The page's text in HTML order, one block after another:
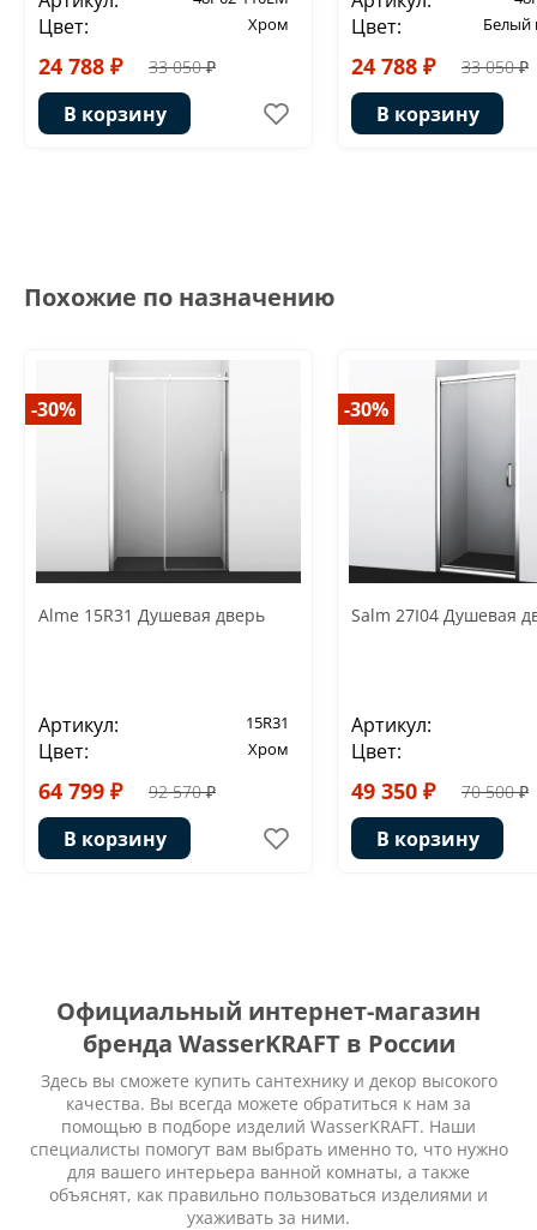
Цвет: Хром
24 788 ₽ 33 050 ₽
В корзину
Цвет: Белый
24 788 ₽ 33 050 ₽
В корзину
Похожие по назначению
-30%
Alme 15R31 Душевая дверь
Артикул: 15R31
Цвет: Хром
64 799 ₽ 92 570 ₽
В корзину
-30%
Salm 27I04 Душевая
Артикул:
Цвет:
49 350 ₽ 70 500 ₽
В корзину
Официальный интернет-магазин
бренда WasserKRAFT в России
Здесь вы сможете купить сантехнику и декор высокого
качества. Вы всегда можете обратиться к нам за
помощью в подборе изделий WasserKRAFT. Наши
специалисты помогут вам выбрать именно то, что нужно
для вашего интерьера ванной комнаты, а также
объяснят, как правильно пользоваться изделиями и
ухаживать за ними.